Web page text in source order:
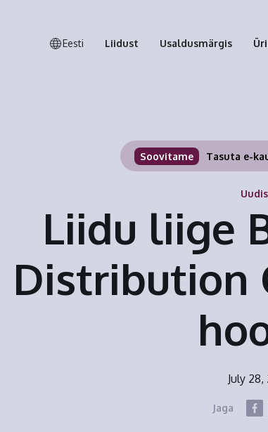
Eesti Liidust Usaldusmärgis
Soovitame Tasuta e-
Liidu liige
Distribution
July
Jaga